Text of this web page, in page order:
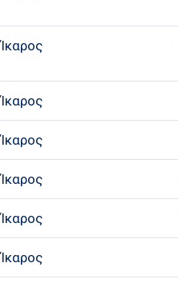
Ίκαρος
Ίκαρος
Ίκαρος
Ίκαρος
Ίκαρος
Ίκαρος